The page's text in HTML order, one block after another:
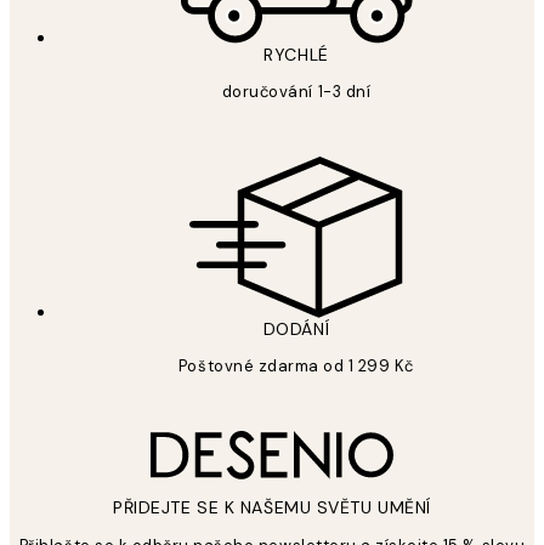
RYCHLÉ
doručování 1-3 dní
DODÁNÍ
Poštovné zdarma od 1 299 Kč
PŘIDEJTE SE K NAŠEMU SVĚTU UMĚNÍ